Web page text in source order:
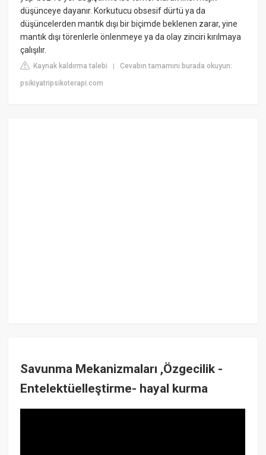
düşünceye dayanır. Korkutucu obsesif dürtü ya da
düşüncelerden mantık dışı bir biçimde beklenen zarar, yine
mantık dışı törenlerle önlenmeye ya da olay zinciri kırılmaya
çalışılır.
Kaynak kaldırma talebi |Cevabın tamamını burada okuyun:
psikiyatripsikoterapi.com
Savunma Mekanizmaları ,Özgecilik -
Entelektüelleştirme- hayal kurma